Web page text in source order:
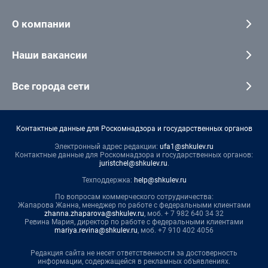
О компании
Наши вакансии
Все города сети
Контактные данные для Роскомнадзора и государственных органов
Электронный адрес редакции: ufa1@shkulev.ru
Контактные данные для Роскомнадзора и государственных органов:
juristchel@shkulev.ru.
Техподдержка: help@shkulev.ru
По вопросам коммерческого сотрудничества:
Жапарова Жанна, менеджер по работе с федеральными клиентами
zhanna.zhaparova@shkulev.ru, моб. + 7 982 640 34 32
Ревина Мария, директор по работе с федеральными клиентами
mariya.revina@shkulev.ru, моб. +7 910 402 4056
Редакция сайта не несет ответственности за достоверность
информации, содержащейся в рекламных объявлениях.